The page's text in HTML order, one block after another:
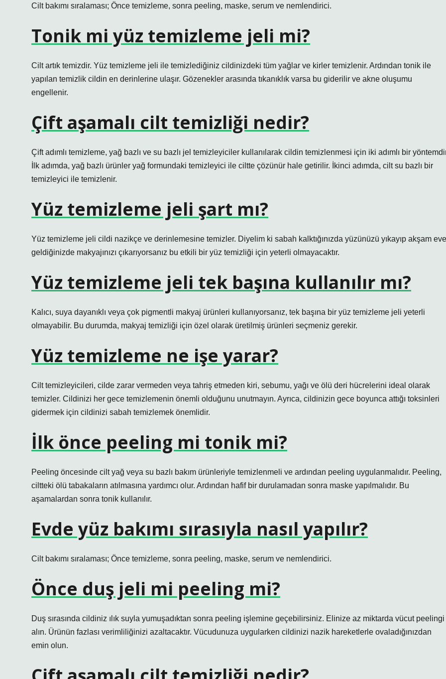
Cilt bakımı sıralaması; Önce temizleme, sonra peeling, maske, serum ve nemlendirici.
Tonik mi yüz temizleme jeli mi?
Cilt artık temizdir. Yüz temizleme jeli ile temizlediğiniz cildinizdeki tüm yağlar ve kirler temizlenir. Ardından tonik ile
yapılan temizlik cildin en derinlerine ulaşır. Gözenekler arasında tıkanıklık varsa bu giderilir ve akne oluşumu
engellenir.
Çift aşamalı cilt temizliği nedir?
Çift adımlı temizleme, yağ bazlı ve su bazlı jel temizleyiciler kullanılarak cildin temizlenmesi için iki adımlı bir
İlk adımda, yağ bazlı ürünler yağ formundaki temizleyici ile ciltte çözünür hale getirilir. İkinci adımda, cilt su bazlı bir
temizleyici ile temizlenir.
Yüz temizleme jeli şart mı?
Yüz temizleme jeli cildi nazikçe ve derinlemesine temizler. Diyelim ki sabah kalktığınızda yüzünüzü yıkayıp akşam eve
geldiğinizde makyajınızı çıkarıyorsanız bu etkili bir yüz temizliği için yeterli olmayacaktır.
Yüz temizleme jeli tek başına kullanılır mı?
Kalıcı, suya dayanıklı veya çok pigmentli makyaj ürünleri kullanıyorsanız, tek başına bir yüz temizleme jeli yeterli
olmayabilir. Bu durumda, makyaj temizliği için özel olarak üretilmiş ürünleri seçmeniz gerekir.
Yüz temizleme ne işe yarar?
Cilt temizleyicileri, cilde zarar vermeden veya tahriş etmeden kiri, sebumu, yağı ve ölü deri hücrelerini ideal olarak
temizler. Cildinizi her gece temizlemenin önemli olduğunu unutmayın. Ayrıca, cildinizin gece boyunca attığı toksinleri
gidermek için cildinizi sabah temizlemek önemlidir.
İlk önce peeling mi tonik mi?
Peeling öncesinde cilt yağ veya su bazlı bakım ürünleriyle temizlenmeli ve ardından peeling uygulanmalıdır. Peeling,
ciltteki ölü tabakaların atılmasına yardımcı olur. Ardından hafif bir durulamadan sonra maske yapılmalıdır. Bu
aşamalardan sonra tonik kullanılır.
Evde yüz bakımı sırasıyla nasıl yapılır?
Cilt bakımı sıralaması; Önce temizleme, sonra peeling, maske, serum ve nemlendirici.
Önce duş jeli mi peeling mi?
Duş sırasında cildiniz ılık suyla yumuşadıktan sonra peeling işlemine geçebilirsiniz. Elinize az miktarda vücut peelingi
alın. Ürünün fazlası verimliliğinizi azaltacaktır. Vücudunuza uygularken cildinizi nazik hareketlerle ovaladığınızdan
emin olun.